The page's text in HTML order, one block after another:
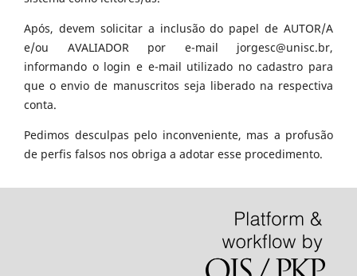
Após, devem solicitar a inclusão do papel de AUTOR/A
e/ou AVALIADOR por e-mail jorgesc@unisc.br,
informando o login e e-mail utilizado no cadastro para
que o envio de manuscritos seja liberado na respectiva
conta.
Pedimos desculpas pelo inconveniente, mas a profusão
de perfis falsos nos obriga a adotar esse procedimento.